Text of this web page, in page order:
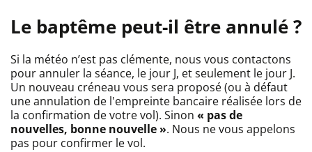
Le baptême peut-il être annulé ?
Si la météo n’est pas clémente, nous vous contactons
pour annuler la séance, le jour J, et seulement le jour J.
Un nouveau créneau vous sera proposé (ou à défaut
une annulation de l'empreinte bancaire réalisée lors de
la confirmation de votre vol). Sinon « pas de
nouvelles, bonne nouvelle ». Nous ne vous appelons
pas pour confirmer le vol.